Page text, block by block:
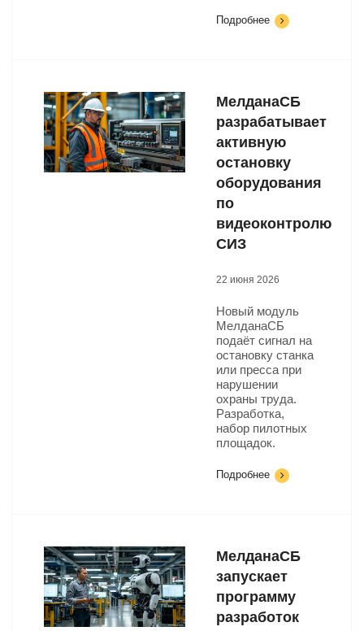
Подробнее
МелданаСБ
разрабатывает
активную
остановку
оборудования
по
видеоконтролю
СИЗ
22 июня 2026
Новый модуль
МелданаСБ
подаёт сигнал на
остановку станка
или пресса при
нарушении
охраны труда.
Разработка,
набор пилотных
площадок.
Подробнее
МелданаСБ
запускает
программу
разработок